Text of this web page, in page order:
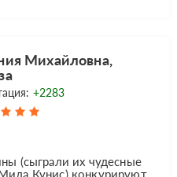
Михайловна,
+2283
(сыграли их чудесные
Кунис) конкурируют